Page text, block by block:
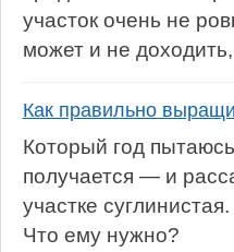
участок очень не
может и не
Как правильно
Который год
получается — и
участке
Что ему нужно?